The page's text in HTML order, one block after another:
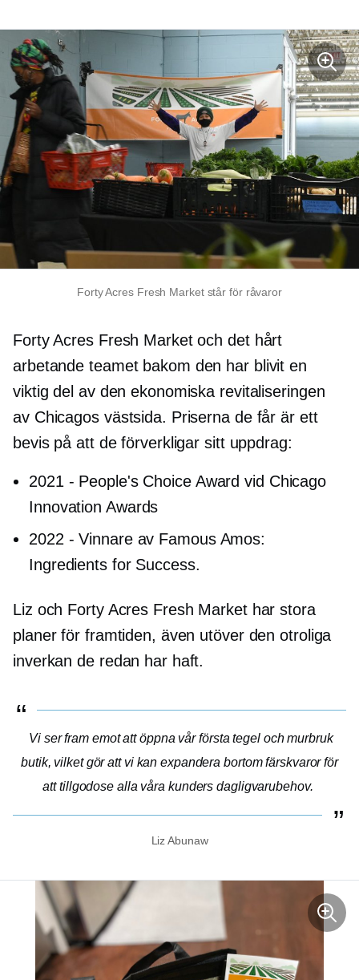
Forty Acres Fresh Market står för råvaror
Forty Acres Fresh Market och det hårt
arbetande teamet bakom den har blivit en
viktig del av den ekonomiska revitaliseringen
av Chicagos västsida. Priserna de får är ett
bevis på att de förverkligar sitt uppdrag:
2021 - People's Choice Award vid Chicago
Innovation Awards
2022 - Vinnare av Famous Amos:
Ingredients for Success.
Liz och Forty Acres Fresh Market har stora
planer för framtiden, även utöver den otroliga
inverkan de redan har haft.
Vi ser fram emot att öppna vår förstategel och murbruk
butik, vilket gör att vi kan expandera bortom färskvaror för
att tillgodose alla våra kunders dagligvarubehov.
Liz Abunaw